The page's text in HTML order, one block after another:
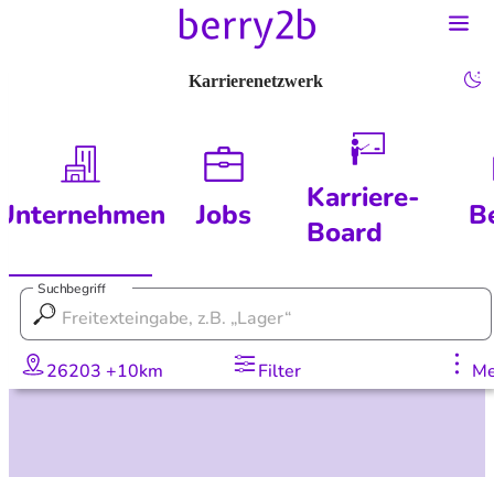
Karrierenetzwerk
Jobs
Karriere-
Board
Suchbegriff
26203 +10km Filter